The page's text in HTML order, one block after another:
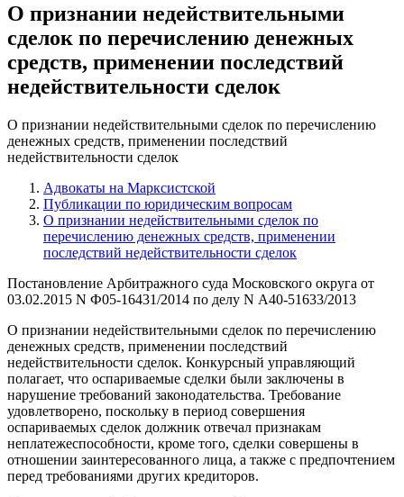
О признании недействительными
сделок по перечислению денежных
средств, применении последствий
недействительности сделок
О признании недействительными сделок по перечислению
денежных средств, применении последствий
недействительности сделок
Адвокаты на Марксистской
Публикации по юридическим вопросам
О признании недействительными сделок по
перечислению денежных средств, применении
последствий недействительности сделок
Постановление Арбитражного суда Московского округа от
03.02.2015 N Ф05-16431/2014 по делу N А40-51633/2013
О признании недействительными сделок по перечислению
денежных средств, применении последствий
недействительности сделок. Конкурсный управляющий
полагает, что оспариваемые сделки были заключены в
нарушение требований законодательства. Требование
удовлетворено, поскольку в период совершения
оспариваемых сделок должник отвечал признакам
неплатежеспособности, кроме того, сделки совершены в
отношении заинтересованного лица, а также с предпочтением
перед требованиями других кредиторов.